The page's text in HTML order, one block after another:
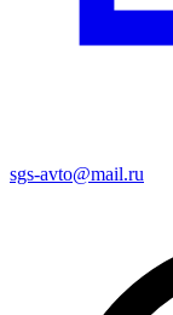
sgs-avto@mail.ru